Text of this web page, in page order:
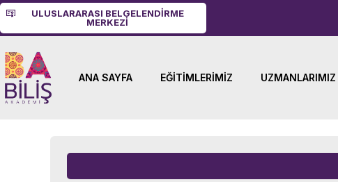
ULUSLARARASI BELGELENDIRME
MERKEZI
ANA SAYFA EĞITIMLERIMIZ UZMANLARIMIZ